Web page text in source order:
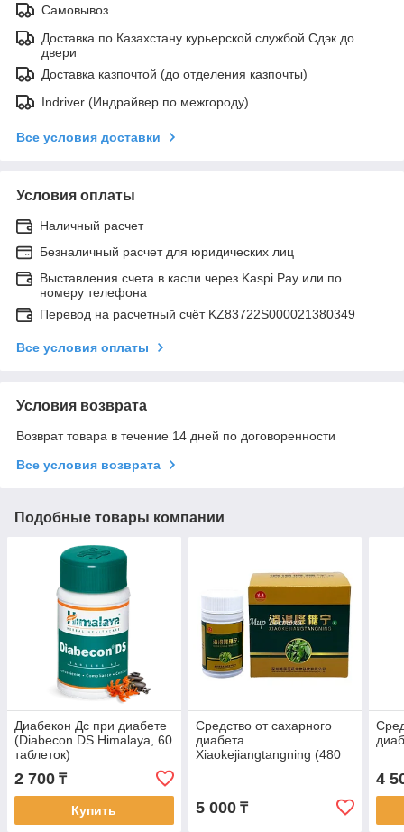
Самовывоз
Доставка по Казахстану курьерской службой Сдэк до
двери
Доставка казпочтой (до отделения казпочты)
Indriver (Индрайвер по межгороду)
Все условия доставки
Условия оплаты
Наличный расчет
Безналичный расчет для юридических лиц
Выставления счета в каспи через Kaspi Pay или по
номеру телефона
Перевод на расчетный счёт KZ83722S000021380349
Все условия оплаты
Условия возврата
Возврат товара в течение 14 дней по договоренности
Все условия возврата
Подобные товары компании
Диабекон Дс при диабете
(Diabecon DS Himalaya, 60
таблеток)
2 700 ₸
Купить
Средство от сахарного
диабета
Xiaokejiangtangning (480
5 000₸
4